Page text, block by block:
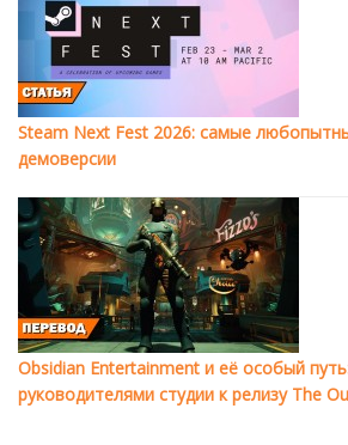
Steam Next Fest 2026: самые
демоверсии
Obsidian Entertainment и её особый
руководителями студии к релизу The